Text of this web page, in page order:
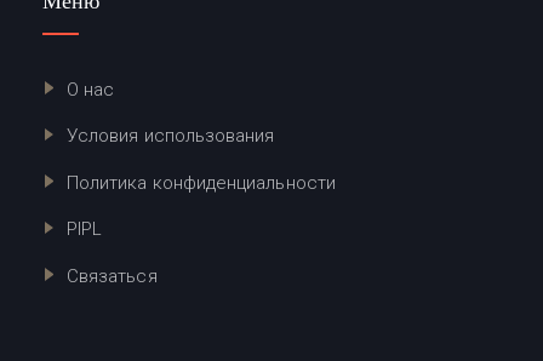
О нас
Условия использования
Политика конфиденциальности
PIPL
Связаться